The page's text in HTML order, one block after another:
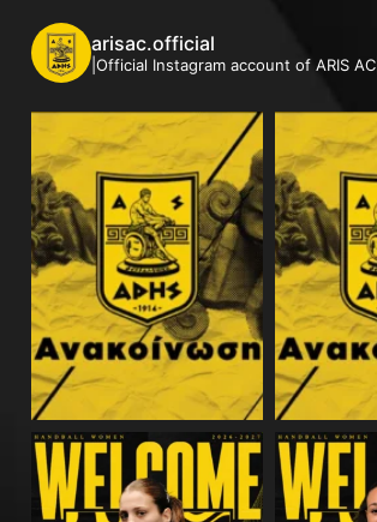
arisac.official
|Official Instagram account of ARIS AC|